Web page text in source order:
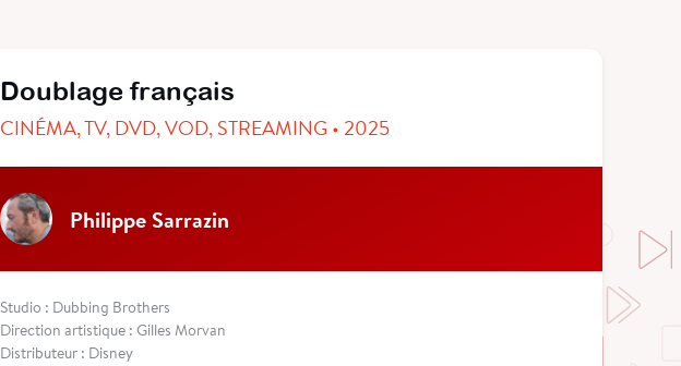
Doublage français
CINÉMA, TV, DVD, VOD, STREAMING • 2025
Philippe Sarrazin
Studio : Dubbing Brothers
Direction artistique : Gilles Morvan
Distributeur : Disney